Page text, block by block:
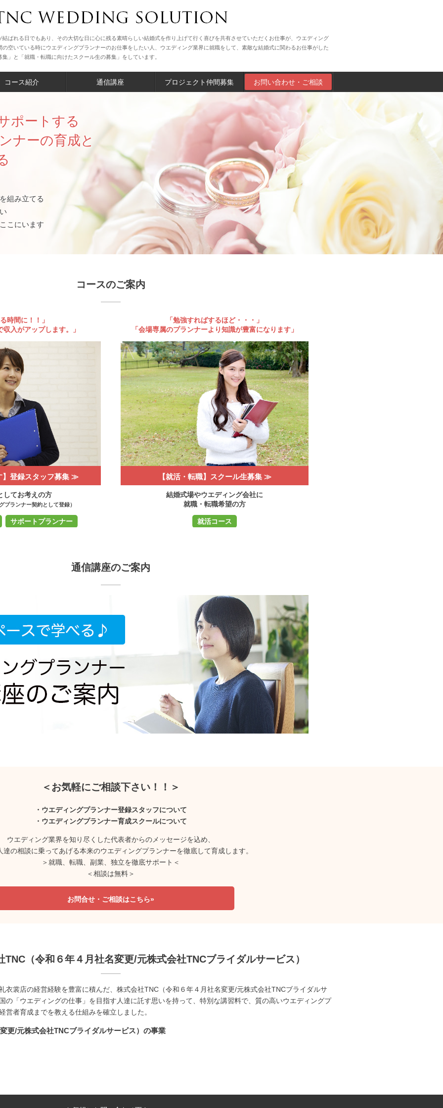
ばれる日でもあり、その大切な日に心に残る素晴らしい結婚式を作り上げて行く喜びを共有させていただくお仕事が、ウエディング
空いている時にウエディングプランナーのお仕事をしたい人、ウエディング業界に就職をして、素敵な結婚式に関わるお仕事がした
」と「就職・転職に向けたスクール生の募集」をしています。
コース紹介 通信講座 プロジェクト仲間募集 お問い合わせ・ご相談
ポートする
ナーの育成と
組み立てる
こにいます
コースのご案内
時間に！！」
入がアップします。」
】登録スタッフ募集 ≫
してお考えの方
プランナー契約として登録）
サポートプランナー
「勉強すればするほど・・・」
「会場専属のプランナーより知識が豊富になります」
【就活・転職】スクール生募集 ≫
結婚式場やウエディング会社に
就職・転職希望の方
就活コース
通信講座のご案内
＜お気軽にご相談下さい！！＞
・ウエディングプランナー登録スタッフについて
・ウエディングプランナー育成スクールについて
ウエディング業界を知り尽くした代表者からのメッセージを込め、
達の相談に乗ってあげる本来のウエディングプランナーを徹底して育成します。
＞就職、転職、副業、独立を徹底サポート＜
＜相談は無料＞
お問合せ・ご相談はこちら»
TNC（令和６年４月社名変更/元株式会社TNCブライダルサービス）
衣裳店の経営経験を豊富に積んだ、株式会社TNC（令和６年４月社名変更/元株式会社TNCブライダルサ
の「ウエディングの仕事」を目指す人達に託す思いを持って、特別な講習料で、質の高いウエディングプ
営者育成までを教える仕組みを確立しました。
更/元株式会社TNCブライダルサービス）の事業